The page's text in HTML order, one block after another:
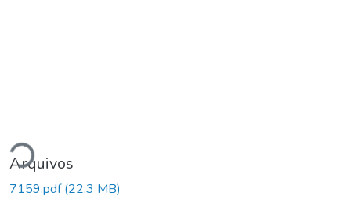
Arquivos
7159.pdf(22,3 MB)